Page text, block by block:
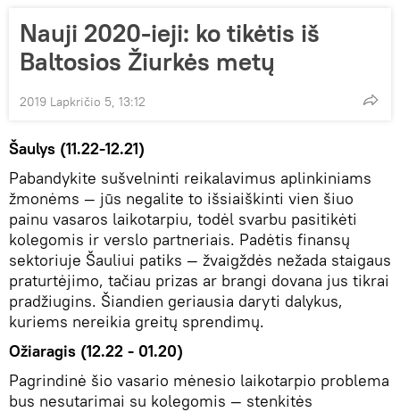
Nauji 2020-ieji: ko tikėtis iš
Baltosios Žiurkės metų
2019 Lapkričio 5, 13:12
Šaulys (11.22-12.21)
Pabandykite sušvelninti reikalavimus aplinkiniams
žmonėms — jūs negalite to išsiaiškinti vien šiuo
painu vasaros laikotarpiu, todėl svarbu pasitikėti
kolegomis ir verslo partneriais. Padėtis finansų
sektoriuje Šauliui patiks — žvaigždės nežada staigaus
praturtėjimo, tačiau prizas ar brangi dovana jus tikrai
pradžiugins. Šiandien geriausia daryti dalykus,
kuriems nereikia greitų sprendimų.
Ožiaragis (12.22 - 01.20)
Pagrindinė šio vasario mėnesio laikotarpio problema
bus nesutarimai su kolegomis — stenkitės